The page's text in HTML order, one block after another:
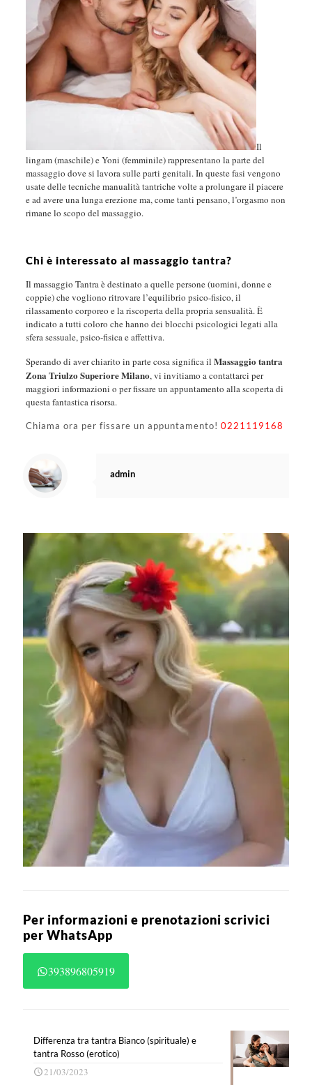
Il
lingam (maschile) e Yoni (femminile) rappresentano la parte del
massaggio dove si lavora sulle parti genitali. In queste fasi vengono
usate delle tecniche manualità tantriche volte a prolungare il piacere
e ad avere una lunga erezione ma, come tanti pensano, l’orgasmo non
rimane lo scopo del massaggio.
Chi è interessato al massaggio tantra?
Il massaggio Tantra è destinato a quelle persone (uomini, donne e
coppie) che vogliono ritrovare l’equilibrio psico-fisico, il
rilassamento corporeo e la riscoperta della propria sensualità. È
indicato a tutti coloro che hanno dei blocchi psicologici legati alla
sfera sessuale, psico-fisica e affettiva.
Sperando di aver chiarito in parte cosa significa il Massaggio tantra
Zona Triulzo Superiore Milano, vi invitiamo a contattarci per
maggiori informazioni o per fissare un appuntamento alla scoperta di
questa fantastica risorsa.
Chiama ora per fissare un appuntamento! 0221119168
admin
Per informazioni e prenotazioni scrivici
per WhatsApp
393896805919
Differenza tra tantra Bianco (spirituale) e
tantra Rosso (erotico)
21/03/2023